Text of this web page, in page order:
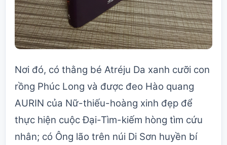
Nơi đó, có thằng bé Atréju Da xanh cưỡi con
rồng Phúc Long và được đeo Hào quang
AURIN của Nữ-thiếu-hoàng xinh đẹp để
thực hiện cuộc Đại-Tìm-kiếm hòng tìm cứu
nhân; có Ông lão trên núi Di Sơn huyền bí